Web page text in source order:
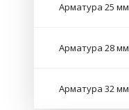
Арматура 25 мм
Арматура 28 мм
Арматура 32 мм